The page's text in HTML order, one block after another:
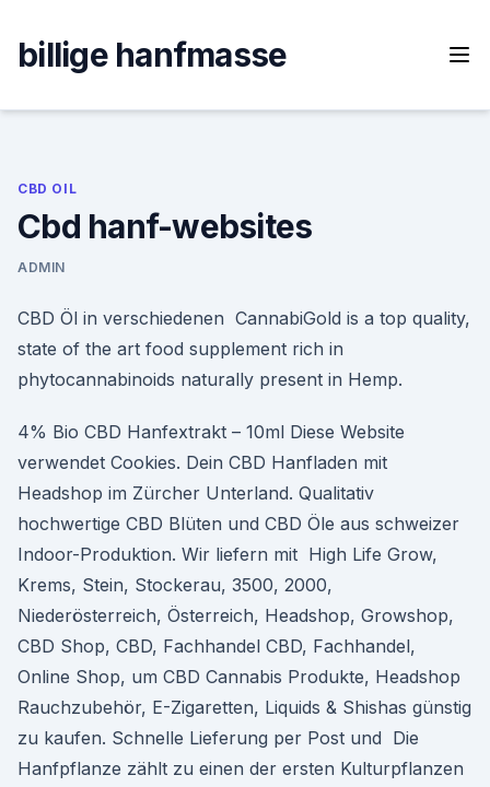
content
billige hanfmasse
CBD OIL
Cbd hanf-websites
ADMIN
CBD Öl in verschiedenen CannabiGold is a top quality,
state of the art food supplement rich in
phytocannabinoids naturally present in Hemp.
4% Bio CBD Hanfextrakt – 10ml Diese Website
verwendet Cookies. Dein CBD Hanfladen mit
Headshop im Zürcher Unterland. Qualitativ
hochwertige CBD Blüten und CBD Öle aus schweizer
Indoor-Produktion. Wir liefern mit High Life Grow,
Krems, Stein, Stockerau, 3500, 2000,
Niederösterreich, Österreich, Headshop, Growshop,
CBD Shop, CBD, Fachhandel CBD, Fachhandel,
Online Shop, um CBD Cannabis Produkte, Headshop
Rauchzubehör, E-Zigaretten, Liquids & Shishas günstig
zu kaufen. Schnelle Lieferung per Post und Die
Hanfpflanze zählt zu einen der ersten Kulturpflanzen